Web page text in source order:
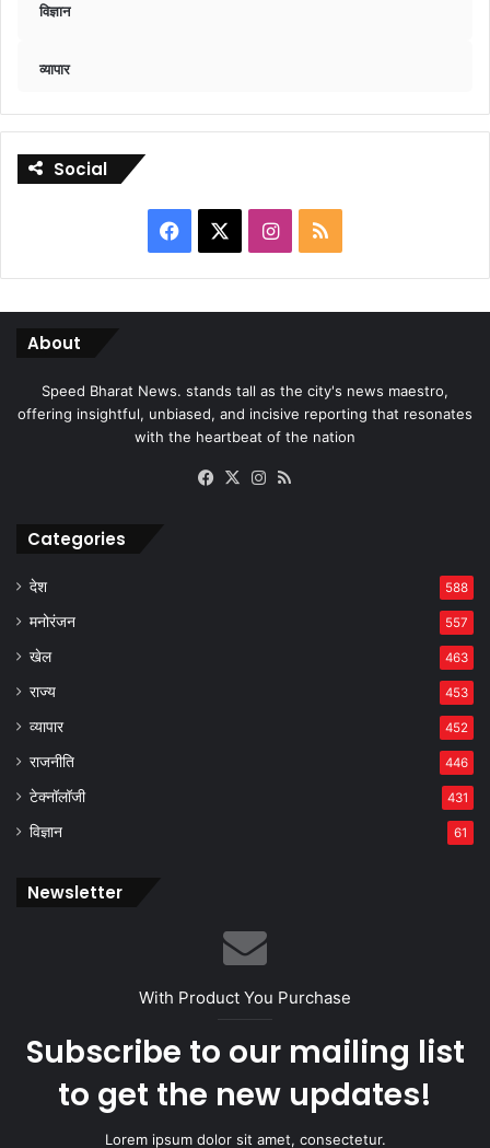
विज्ञान
व्यापार
Social
Facebook Instagram
RSS
About
Speed Bharat News. stands tall as the city's news maestro,
offering insightful, unbiased, and incisive reporting that resonates
with the heartbeat of the nation
Facebook
X Instagram
Categories
देश 588
मनोरंजन 557
खेल 463
राज्य 453
व्यापार 452
राजनीति 446
टेक्नॉलॉजी 431
विज्ञान 61
Newsletter
With Product You Purchase
Subscribe to our mailing list
to get the new updates!
Lorem ipsum dolor sit amet, consectetur.